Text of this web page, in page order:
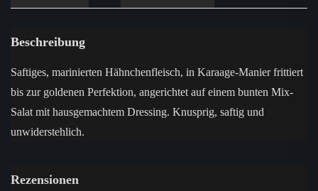
Beschreibung
Saftiges, marinierten Hähnchenfleisch, in Karaage-Manier frittiert
bis zur goldenen Perfektion, angerichtet auf einem bunten Mix-
Salat mit hausgemachtem Dressing. Knusprig, saftig und
unwiderstehlich.
Rezensionen